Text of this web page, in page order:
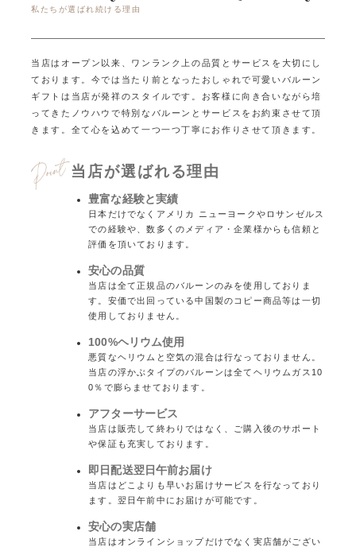
私たちが選ばれ続ける理由
当店はオープン以来、ワンランク上の品質とサービスを大切にし
ております。 今では当たり前となったおしゃれで可愛いバルーン
ギフトは当店が発祥のスタイルです。
お客様に向き合いながら培
ってきたノウハウで特別なバルーンとサービスをお約束させて頂
きます。 全て心を込めて一つ一つ丁寧にお作りさせて頂きます。
当店が選ばれる理由
豊富な経験と実績
日本だけでなくアメリカ ニューヨークやロサンゼルス
での経験や、数多くのメディア・企業様からも信頼と
評価を頂いております。
安心の品質
当店は全て正規品のバルーンのみを使用しておりま
す。安価で出回っている中国製のコピー商品等は一切
使用しておりません。
100%ヘリウム使用
悪質なヘリウムと空気の混合は行なっておりません。
当店の浮かぶタイプのバルーンは全てヘリウムガス10
0％で膨らませております。
アフターサービス
当店は販売して終わりではなく、ご購入後のサポート
や保証も充実しております。
即日配送翌日午前お届け
当店はどこよりも早いお届けサービスを行なっており
ます。翌日午前中にお届けが可能です。
安心の実店舗
当店はオンラインショップだけでなく実店舗がござい